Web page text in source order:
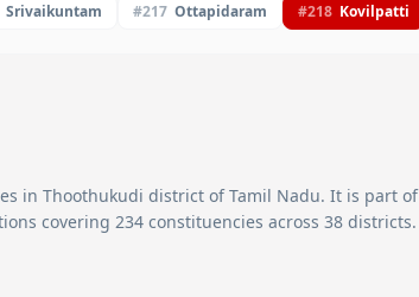
Srivaikuntam #217 Ottapidaram #218 Kovilpatti
in Thoothukudi district of Tamil Nadu. It is part of
covering 234 constituencies across 38 districts.